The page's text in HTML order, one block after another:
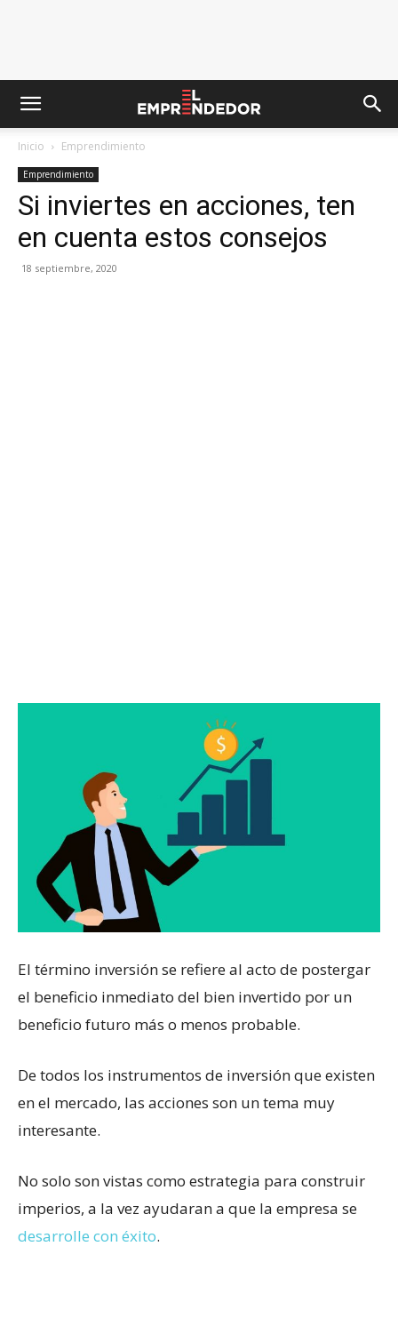
Inicio Emprendimiento
Emprendimiento
Si inviertes en acciones, ten
en cuenta estos consejos
18 septiembre, 2020
El término inversión se refiere al acto de postergar
el beneficio inmediato del bien invertido por un
beneficio futuro más o menos probable.
De todos los instrumentos de inversión que existen
en el mercado, las acciones son un tema muy
interesante.
No solo son vistas como estrategia para construir
imperios, a la vez ayudaran a que la empresa se
desarrolle con éxito.